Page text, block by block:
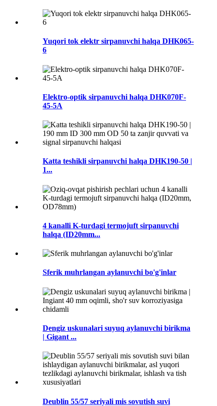
Yuqori tok elektr sirpanuvchi halqa DHK065-
6
Elektro-optik sirpanuvchi halqa DHK070F-
45-5A
Katta teshikli sirpanuvchi halqa DHK190-50 |
1...
4 kanalli K-turdagi termojuft sirpanuvchi
halqa (ID20mm...
Sferik muhrlangan aylanuvchi bo'g'inlar
Dengiz uskunalari suyuq aylanuvchi birikma
| Gigant ...
Deublin 55/57 seriyali mis sovutish suvi